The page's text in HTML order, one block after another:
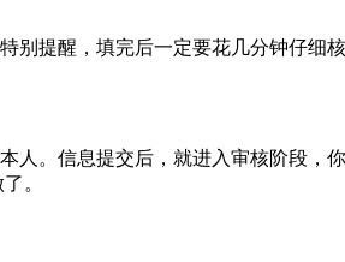
提醒，填完后一定要花几分钟仔细
。信息提交后，就进入审核阶段，
。